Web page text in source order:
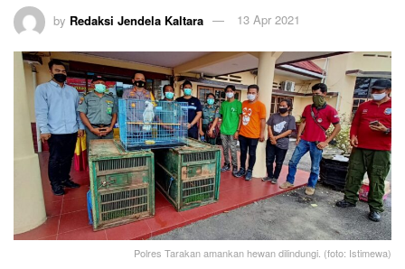
by Redaksi Jendela Kaltara 13 Apr 2021
Polres Tarakan amankan hewan dilindungi. (foto: Istimewa)